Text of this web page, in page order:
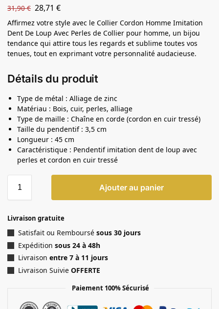
31,90€ 28,71 €
Affirmez votre style avec le Collier Cordon Homme Imitation
Dent De Loup Avec Perles de Collier pour homme, un bijou
tendance qui attire tous les regards et sublime toutes vos
tenues, tout en exprimant votre personnalité audacieuse.
Détails du produit
Type de métal : Alliage de zinc
Matériau : Bois, cuir, perles, alliage
Type de maille : Chaîne en corde (cordon en cuir tressé)
Taille du pendentif : 3,5 cm
Longueur : 45 cm
Caractéristique : Pendentif imitation dent de loup avec
perles et cordon en cuir tressé
Ajouter au panier
Livraison gratuite
Satisfait ou Remboursé sous 30 jours
Expédition sous 24 à 48h
Livraison entre 7 à 11 jours
Livraison Suivie OFFERTE
Paiement 100% Sécurisé